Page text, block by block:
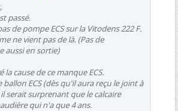
passé.
de pompe ECS sur la Vitodens 222 F.
ne vient pas de là. (Pas de
aussi en sortie)
la cause de ce manque ECS.
ECS (dès qu'il aura reçu le joint à
serait surprenant que le calcaire
qui n'a que 4 ans.